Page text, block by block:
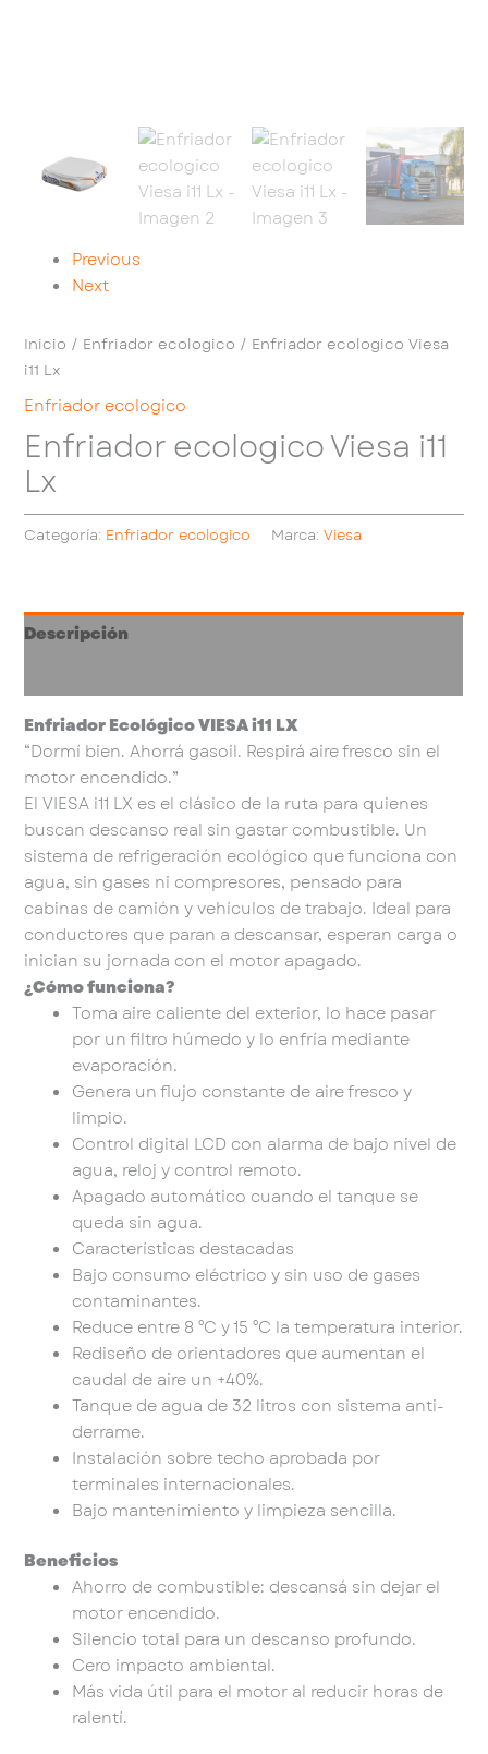
Previous
Next
Inicio / Enfriador ecologico / Enfriador ecologico Viesa
i11 Lx
Enfriador ecologico
Enfriador ecologico Viesa i11
Lx
Categoría: Enfriador ecologico Marca:Viesa
Descripción
Enfriador Ecológico VIESA i11 LX
“Dormí bien. Ahorrá gasoil. Respirá aire fresco sin el
motor encendido.”
El VIESA i11 LX es el clásico de la ruta para quienes
buscan descanso real sin gastar combustible. Un
sistema de refrigeración ecológico que funciona con
agua, sin gases ni compresores, pensado para
cabinas de camión y vehículos de trabajo. Ideal para
conductores que paran a descansar, esperan carga o
inician su jornada con el motor apagado.
¿Cómo funciona?
Toma aire caliente del exterior, lo hace pasar
por un filtro húmedo y lo enfría mediante
evaporación.
Genera un flujo constante de aire fresco y
limpio.
Control digital LCD con alarma de bajo nivel de
agua, reloj y control remoto.
Apagado automático cuando el tanque se
queda sin agua.
Características destacadas
Bajo consumo eléctrico y sin uso de gases
contaminantes.
Reduce entre 8 °C y 15 °C la temperatura interior.
Rediseño de orientadores que aumentan el
caudal de aire un +40%.
Tanque de agua de 32 litros con sistema anti-
derrame.
Instalación sobre techo aprobada por
terminales internacionales.
Bajo mantenimiento y limpieza sencilla.
Beneficios
Ahorro de combustible: descansá sin dejar el
motor encendido.
Silencio total para un descanso profundo.
Cero impacto ambiental.
Más vida útil para el motor al reducir horas de
ralentí.